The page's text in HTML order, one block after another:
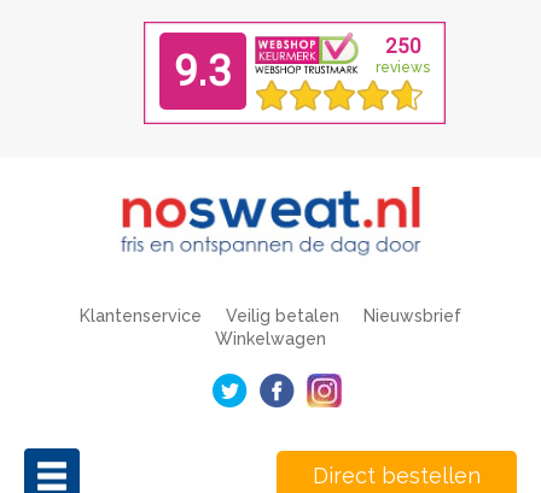
Klantenservice Veilig betalen
Nieuwsbrief
Winkelwagen
Direct bestellen